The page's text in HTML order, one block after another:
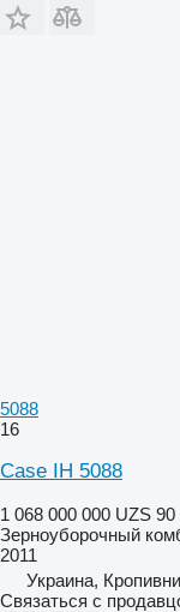
5088
16
Case IH 5088
1 068 000 000 UZS 90
Зерноуборочный
2011
Украина,
Связаться с